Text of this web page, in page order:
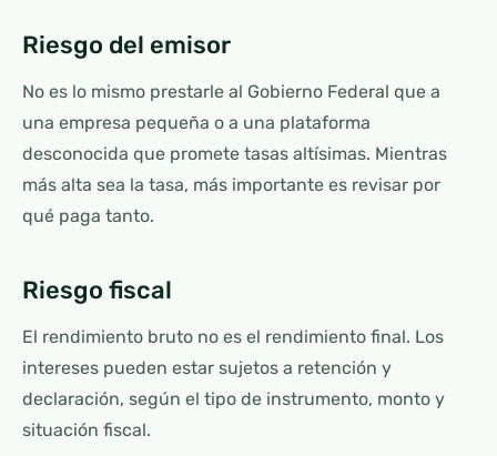
Riesgo del emisor
No es lo mismo prestarle al Gobierno Federal que a
una empresa pequeña o a una plataforma
desconocida que promete tasas altísimas. Mientras
más alta sea la tasa, más importante es revisar por
qué paga tanto.
Riesgo fiscal
El rendimiento bruto no es el rendimiento final. Los
intereses pueden estar sujetos a retención y
declaración, según el tipo de instrumento, monto y
situación fiscal.